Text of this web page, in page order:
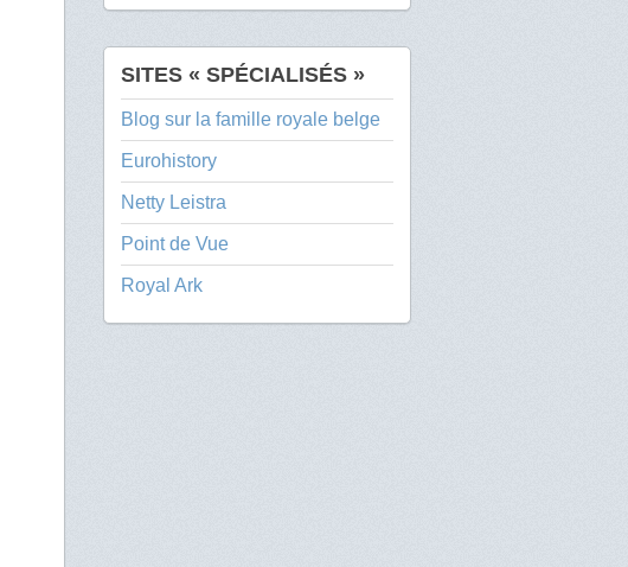
SITES « SPÉCIALISÉS »
Blog sur la famille royale belge
Eurohistory
Netty Leistra
Point de Vue
Royal Ark